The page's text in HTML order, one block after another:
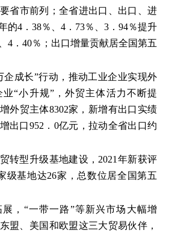
省市前列；全省进出口、出口、进
的4．38％、4．73％、3．94％提升
4．40％；出口增量贡献居全国第五
企成长”行动，推动工业企业实现外
业“小升规”，外贸主体活力不断提
外贸主体8302家，新增有出口实绩
出口952．0亿元，拉动全省出口约
转型升级基地建设，2021年新获评
级基地达26家，总数位居全国第五
，“一带一路”等新兴市场大幅增
盟、美国和欧盟这三大贸易伙伴，